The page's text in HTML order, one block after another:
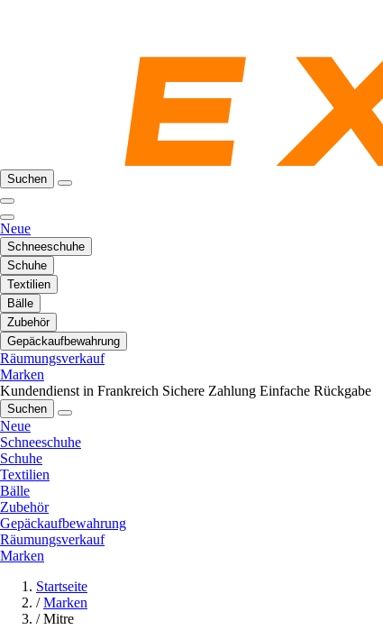
Suchen
Neue
Schneeschuhe
Schuhe
Textilien
Bälle
Zubehör
Gepäckaufbewahrung
Räumungsverkauf
Marken
Kundendienst in Frankreich Sichere Zahlung Einfache Rückgabe
Suchen
Neue
Schneeschuhe
Schuhe
Textilien
Bälle
Zubehör
Gepäckaufbewahrung
Räumungsverkauf
Marken
Startseite
/ Marken
/ Mitre